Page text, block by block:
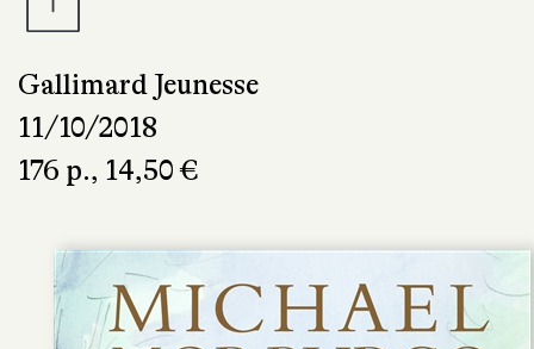
Gallimard Jeunesse
11/10/2018
176 p., 14,50 €